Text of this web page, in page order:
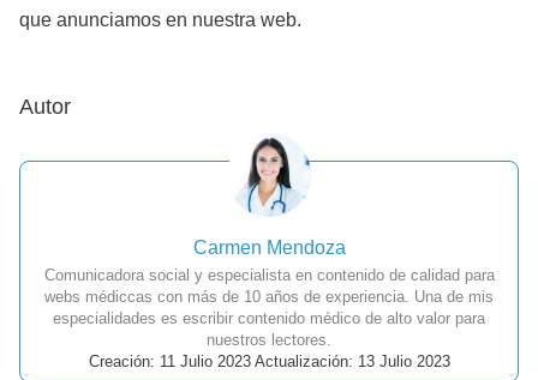
que anunciamos en nuestra web.
Autor
Carmen Mendoza
Comunicadora social y especialista en contenido de calidad para
webs médiccas con más de 10 años de experiencia. Una de mis
especialidades es escribir contenido médico de alto valor para
nuestros lectores.
Creación: 11 Julio 2023 Actualización: 13 Julio 2023